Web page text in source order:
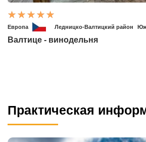
Европа Ледницко-Валтицкий район
Валтице - винодельня
Практическая